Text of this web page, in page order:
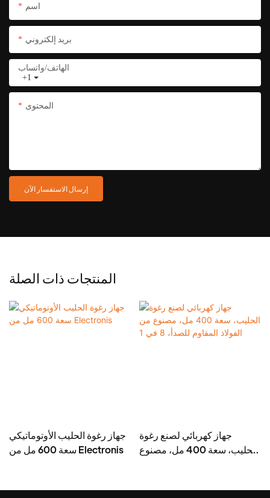
اسم
بريد إلكتروني
+1
الهاتف/واتساب
المحتوى
إرسال الاستفسار الآن
المنتجات ذات الصلة
جهاز رغوة الحليب الأوتوماتيكي
سعة 600 مل من Electronis
جهاز كهربائي لصنع رغوة
الحليب، سعة 400 مل، مصنوع